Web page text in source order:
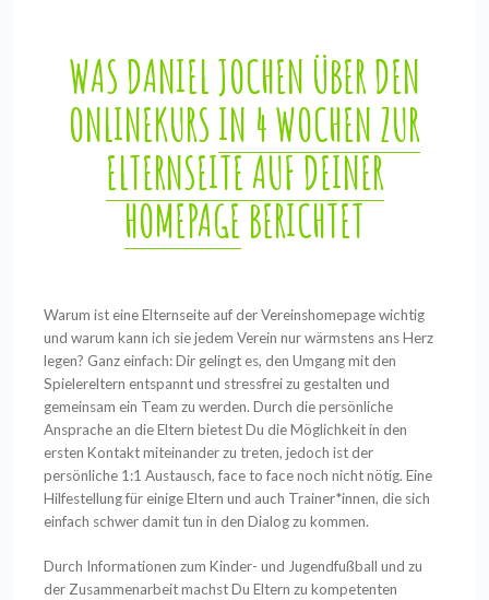
WAS DANIEL JOCHEN ÜBER DEN
ONLINEKURSIN 4 WOCHEN ZUR
ELTERNSEITE AUF DEINER
HOMEPAGEBERICHTET
Warum ist eine Elternseite auf der Vereinshomepage wichtig
und warum kann ich sie jedem Verein nur wärmstens ans Herz
legen? Ganz einfach: Dir gelingt es, den Umgang mit den
Spielereltern entspannt und stressfrei zu gestalten und
gemeinsam ein Team zu werden. Durch die persönliche
Ansprache an die Eltern bietest Du die Möglichkeit in den
ersten Kontakt miteinander zu treten, jedoch ist der
persönliche 1:1 Austausch, face to face noch nicht nötig. Eine
Hilfestellung für einige Eltern und auch Trainer*innen, die sich
einfach schwer damit tun in den Dialog zu kommen.
Durch Informationen zum Kinder- und Jugendfußball und zu
der Zusammenarbeit machst Du Eltern zu kompetenten